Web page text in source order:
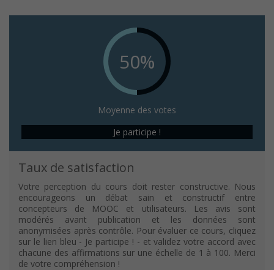
50%
Moyenne des votes
Je participe !
Taux de satisfaction
Votre perception du cours doit rester constructive. Nous
encourageons un débat sain et constructif entre
concepteurs de MOOC et utilisateurs. Les avis sont
modérés avant publication et les données sont
anonymisées après contrôle. Pour évaluer ce cours, cliquez
sur le lien bleu - Je participe ! - et validez votre accord avec
chacune des affirmations sur une échelle de 1 à 100. Merci
de votre compréhension !